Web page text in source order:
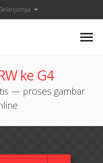
Selanjutnya
ke G4
— proses gambar